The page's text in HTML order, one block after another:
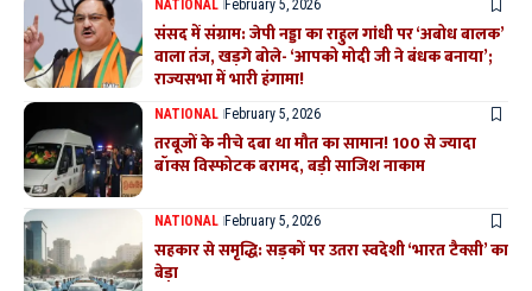
NATIONAL February 5, 2026
संसद में संग्राम: जेपी नड्डा का राहुल गांधी पर ‘अबोध बालक’
वाला तंज, खड़गे बोले- ‘आपको मोदी जी ने बंधक बनाया’;
राज्यसभा में भारी हंगामा!
NATIONAL February 5, 2026
तरबूजों के नीचे दबा था मौत का सामान! 100 से ज्यादा
बॉक्स विस्फोटक बरामद, बड़ी साजिश नाकाम
NATIONAL February 5, 2026
सहकार से समृद्धि: सड़कों पर उतरा स्वदेशी ‘भारत टैक्सी’ का
बेड़ा